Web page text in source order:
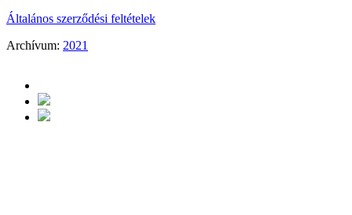
Általános szerződési feltételek
Archívum: 2021